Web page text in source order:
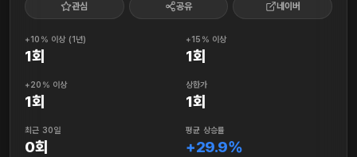
관심 공유 네이버
+10% 이상 (1년)
1회
+15% 이상
1회
+20% 이상
1회
상한가
1회
최근 30일
0회
평균 상승률
+29.9%